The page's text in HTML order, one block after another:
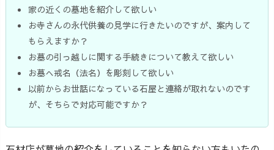
家の近くの墓地を紹介して欲しい
お寺さんの永代供養の見学に行きたいのですが、案内して
もらえますか？
お墓の引っ越しに関する手続きについて教えて欲しい
お墓へ戒名（法名）を彫刻して欲しい
以前からお世話になっている石屋と連絡が取れないのです
が、そちらで対応可能ですか？